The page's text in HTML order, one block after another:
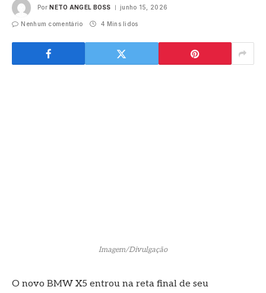
Por NETO ANGEL BOSS junho 15, 2026
Nenhum comentário 4 Mins lidos
Imagem/Divulgação
O novo BMW X5 entrou na reta final de seu